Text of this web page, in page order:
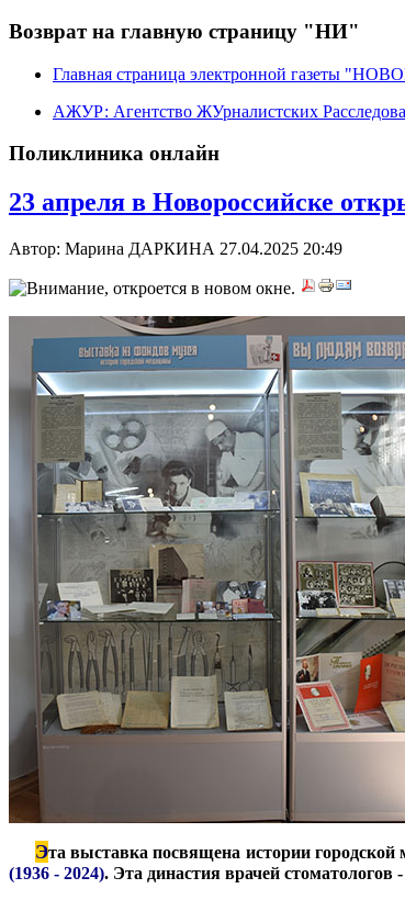
Возврат на главную страницу "НИ"
Главная страница электронной газеты
АЖУР: Агентство ЖУрналистских
Поликлиника онлайн
23 апреля в Новороссийске
Автор: Марина ДАРКИНА 27.04.2025 20:49
Эта выставка посвящена истории
(1936 - 2024). Эта династия врачей стоматологов